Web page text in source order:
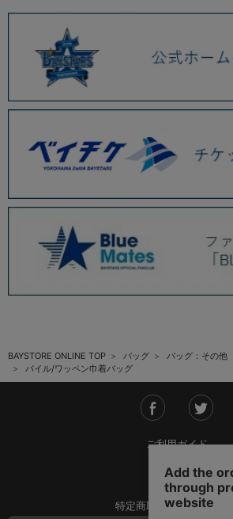
BAYSTORE ONLINE TOP バッグ
バッグ：その他
パイル/ワッペン巾着バッグ
ご利用ガイド
会社概要
特定商取引法に基づく表記